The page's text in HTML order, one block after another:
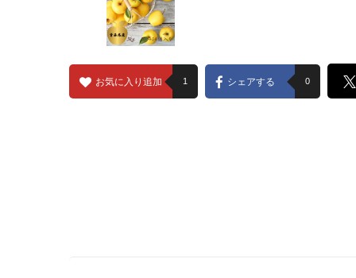
お気に入り追加 1 シェアする 0